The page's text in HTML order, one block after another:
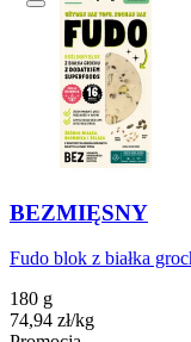
BEZMIĘSNY
Fudo blok z białka
180 g
74,94 zł/kg